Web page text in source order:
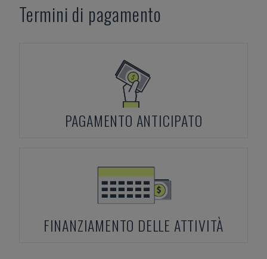
Termini di pagamento
PAGAMENTO ANTICIPATO
FINANZIAMENTO DELLE ATTIVITÀ